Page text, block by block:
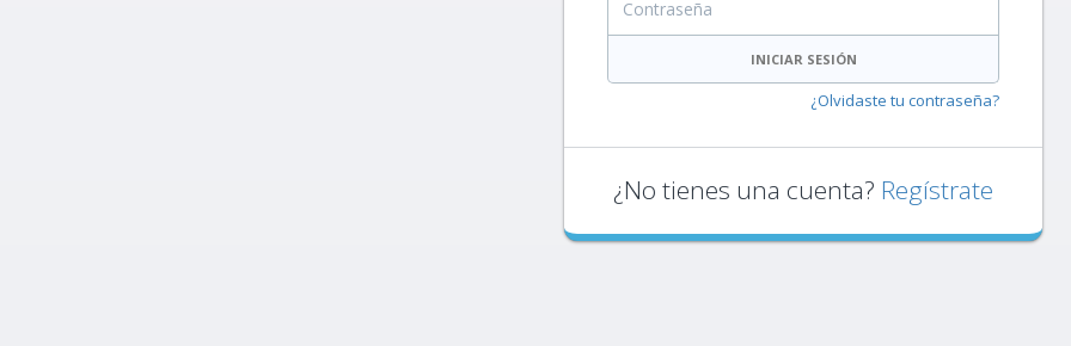
INICIAR SESIÓN
¿Olvidaste tu contraseña?
¿No tienes una cuenta? Regístrate